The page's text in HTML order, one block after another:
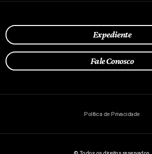
Expediente
Fale Conosco
Política de Privacidade